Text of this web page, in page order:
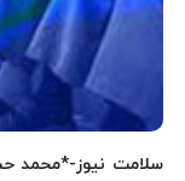
سلامت نیوز-*محمد